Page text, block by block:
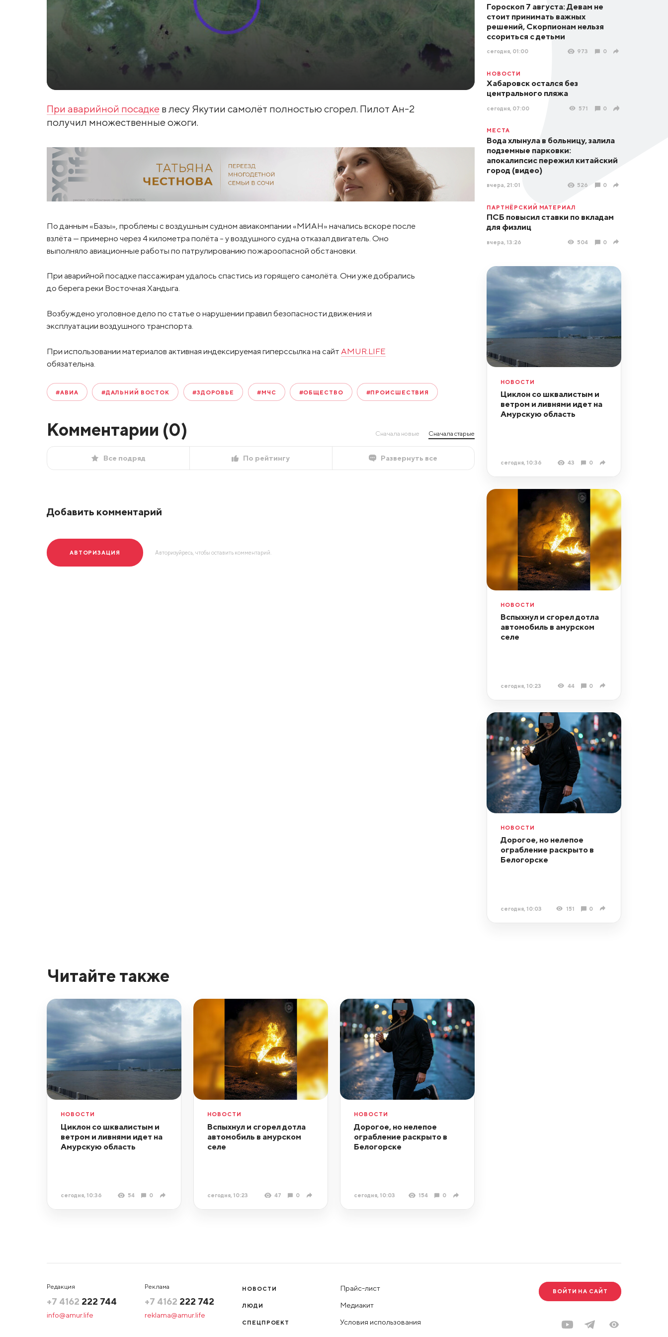
При аварийной посадкев лесу Якутии самолёт полностью сгорел. Пилот Ан-2
получил множественные ожоги.
По данным «Базы», проблемы с воздушным судном авиакомпании «МИАН» начались вскоре после
взлёта — примерно через 4 километра полёта – у воздушного судна отказал двигатель. Оно
выполняло авиационные работы по патрулированию пожароопасной обстановки.
При аварийной посадке пассажирам удалось спастись из горящего самолёта. Они уже добрались
до берега реки Восточная Хандыга.
Возбуждено уголовное дело по статье о нарушении правил безопасности движения и
эксплуатации воздушного транспорта.
При использовании материалов активная индексируемая гиперссылка на сайт AMUR.LIFE
обязательна.
#АВИА #ДАЛЬНИЙ ВОСТОК #ЗДОРОВЬЕ #МЧС #ОБЩЕСТВО #ПРОИСШЕСТВИЯ
Комментарии (0) Сначала новые Сначала старые
Все подряд По рейтингу Развернуть все
Добавить комментарий
АВТОРИЗАЦИЯ Авторизуйресь, чтобы оставить комментарий.
Гороскоп 7 августа: Девам не
стоит принимать важных
решений, Скорпионам нельзя
ссориться с детьми
сегодня, 01:00 973 0
НОВОСТИ
Хабаровск остался без
центрального пляжа
сегодня, 07:00 571 0
МЕСТА
Вода хлынула в больницу, залила
подземные парковки:
апокалипсис пережил китайский
город (видео)
вчера, 21:01 526 0
ПАРТНЁРСКИЙ МАТЕРИАЛ
ПСБ повысил ставки по вкладам
для физлиц
вчера, 13:26 504 0
НОВОСТИ
Циклон со шквалистым и
ветром и ливнями идет на
Амурскую область
сегодня, 10:36 43 0
НОВОСТИ
Вспыхнул и сгорел дотла
автомобиль в амурском
селе
сегодня, 10:23 44 0
НОВОСТИ
Дорогое, но нелепое
ограбление раскрыто в
Белогорске
сегодня, 10:03 151 0
Читайте также
НОВОСТИ
Циклон со шквалистым и
ветром и ливнями идет на
Амурскую область
сегодня, 10:36 54 0
НОВОСТИ
Вспыхнул и сгорел дотла
автомобиль в амурском
селе
сегодня, 10:23 47 0
НОВОСТИ
Дорогое, но нелепое
ограбление раскрыто в
Белогорске
сегодня, 10:03 154 0
Редакция
+7 4162 222 744
info@amur.life
Реклама
+7 4162 222 742
reklama@amur.life
НОВОСТИ
ЛЮДИ
СПЕЦПРОЕКТ
Прайс-лист
Медиакит
Условия использования
ВОЙТИ НА САЙТ